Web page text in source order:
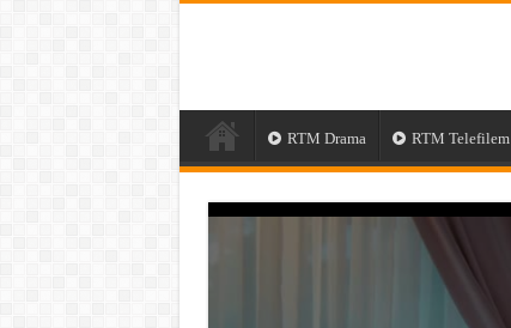
RTM Drama RTM Telefilem